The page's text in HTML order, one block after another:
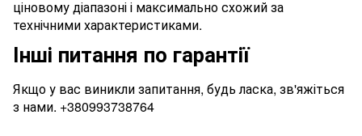
ціновому діапазоні і максимально схожий за
технічними характеристиками.
Інші питання по гарантії
Якщо у вас виникли запитання, будь ласка, зв'яжіться
з нами. +380993738764